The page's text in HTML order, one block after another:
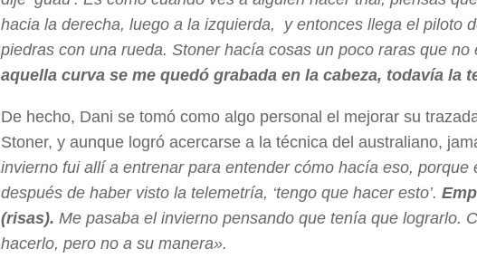
hacia la derecha, luego a la izquierda, y entonces llega el piloto
piedras con una rueda. Stoner hacía cosas un poco raras que
aquella curva se me quedó grabada en la cabeza, todavía la
De hecho, Dani se tomó como algo personal el mejorar su
Stoner, y aunque logró acercarse a la técnica del australiano,
invierno fui allí a entrenar para entender cómo hacía eso,
después de haber visto la telemetría, ‘tengo que hacer esto’.
(risas). Me pasaba el invierno pensando que tenía que lograrlo.
hacerlo, pero no a su manera».